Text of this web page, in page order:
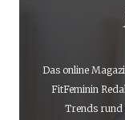
Das online
FitFeminin
Trends rund